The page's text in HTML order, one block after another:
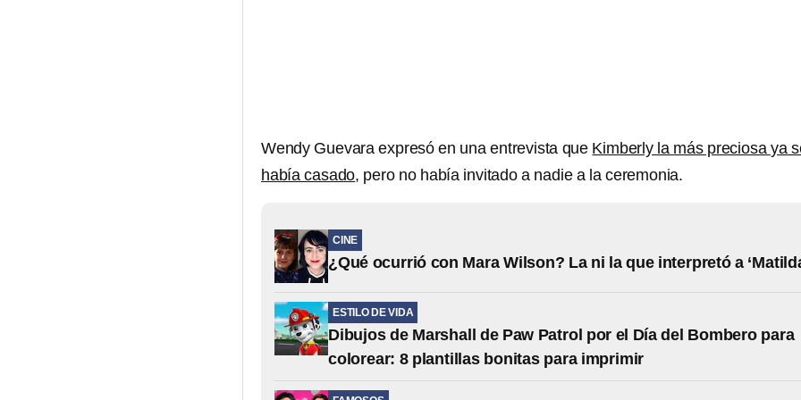
Wendy Guevara expresó en una entrevista que Kimberly la más preciosa ya
había casado, pero no había invitado a nadie a la ceremonia.
CINE
¿Qué ocurrió con Mara Wilson? La ni la que interpretó a
ESTILO DE VIDA
Dibujos de Marshall de Paw Patrol por el Día del Bombero para
colorear: 8 plantillas bonitas para imprimir